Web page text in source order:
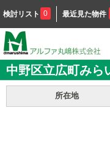
検討リスト 0 最近見た物件
中野区立広町みら
所在地